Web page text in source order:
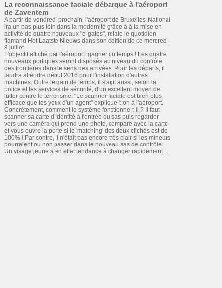
La reconnaissance faciale débarque à l'aéroport
de Zaventem
A partir de vendredi prochain, l'aéroport de Bruxelles-National
ira un pas plus loin dans la modernité grâce à à la mise en
activité de quatre nouveaux "e-gates", relaie le quotidien
flamand Het Laatste Nieuws dans son édition de ce mercredi
8 juillet.
L'objectif affiché par l'aéroport: gagner du temps ! Les quatre
nouveaux portiques seront disposés au niveau du contrôle
des frontières dans le sens des arrivées. Pour les départs, il
faudra attendre début 2016 pour l'installation d'autres
machines. Outre le gain de temps, il s'agit aussi, selon la
police et les services de sécurité, d'un excellent moyen de
lutter contre le terrorisme. "Le scanner faciale est bien plus
efficace que les yeux d'un agent" explique-t-on à l'aéroport.
Concrètement, comment le système fonctionne-t-il ? Il faut
scanner sa carte d’identité à l'entrée du sas puis regarder
vers une caméra qui prend une photo, compare avec la carte
et vous ouvre la porte si le 'matching' des deux clichés est de
100% ! Par contre, il n'était pas encore très clair si les mineurs
pourraient ou non passer dans le nouveau sas de contrôle.
Un visage jeune a en effet tendance à changer rapidement....